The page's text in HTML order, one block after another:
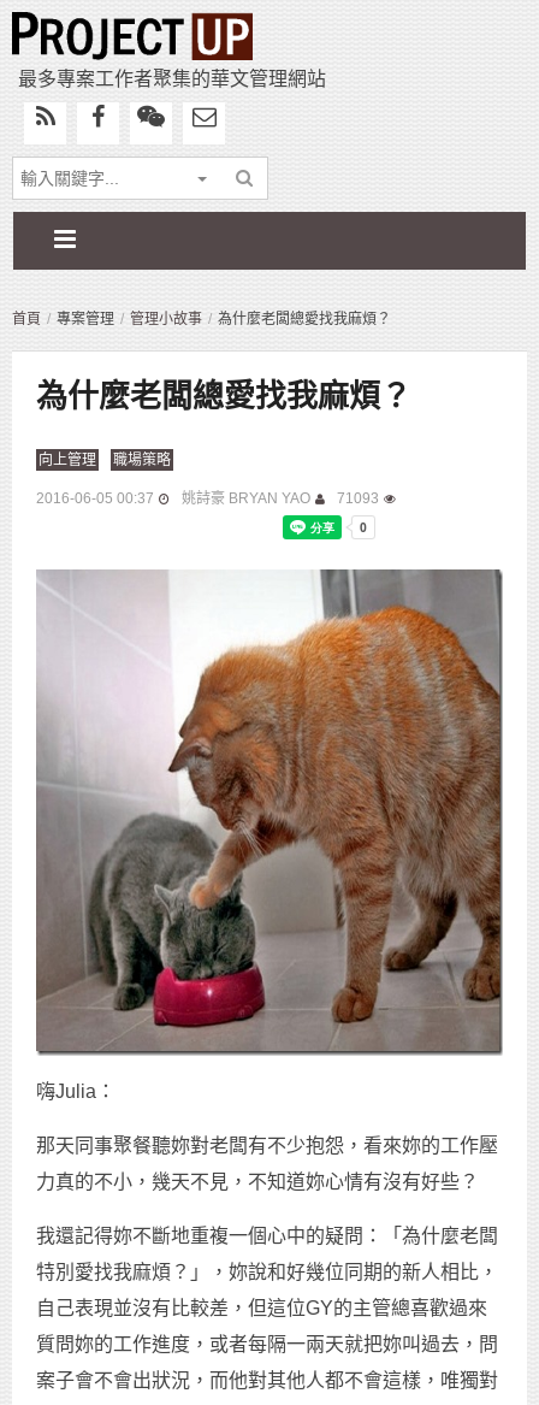
最多專案工作者聚集的華文管理網站
首頁 專案管理 管理小故事 為什麼老闆總愛找我麻煩？
為什麼老闆總愛找我麻煩？
向上管理 職場策略
2016-06-05 00:37 姚詩豪 BRYAN YAO 71093
嗨Julia：
那天同事聚餐聽妳對老闆有不少抱怨，看來妳的工作壓
力真的不小，幾天不見，不知道妳心情有沒有好些？
我還記得妳不斷地重複一個心中的疑問：「為什麼老闆
特別愛找我麻煩？」，妳說和好幾位同期的新人相比，
自己表現並沒有比較差，但這位GY的主管總喜歡過來
質問妳的工作進度，或者每隔一兩天就把妳叫過去，問
案子會不會出狀況，而他對其他人都不會這樣，唯獨對